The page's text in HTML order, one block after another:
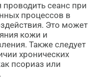
сеанс при
процессов в
Это может
кожи и
Также следует
хронических
псориаз или